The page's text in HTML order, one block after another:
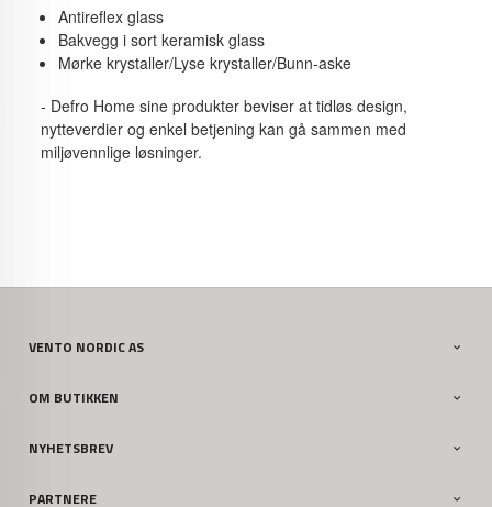
Antireflex glass
Bakvegg i sort keramisk glass
Mørke krystaller/Lyse krystaller/Bunn-aske
- Defro Home sine produkter beviser at tidløs design,
nytteverdier og enkel betjening kan gå sammen med
miljøvennlige løsninger.
VENTO NORDIC AS
OM BUTIKKEN
NYHETSBREV
PARTNERE